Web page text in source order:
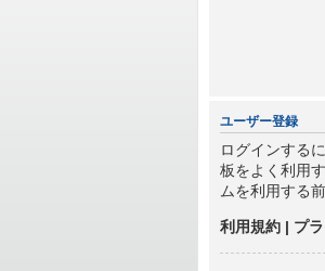
ユーザー登録
ログインする
板をよく利用
ムを利用する
利用規約 | プ